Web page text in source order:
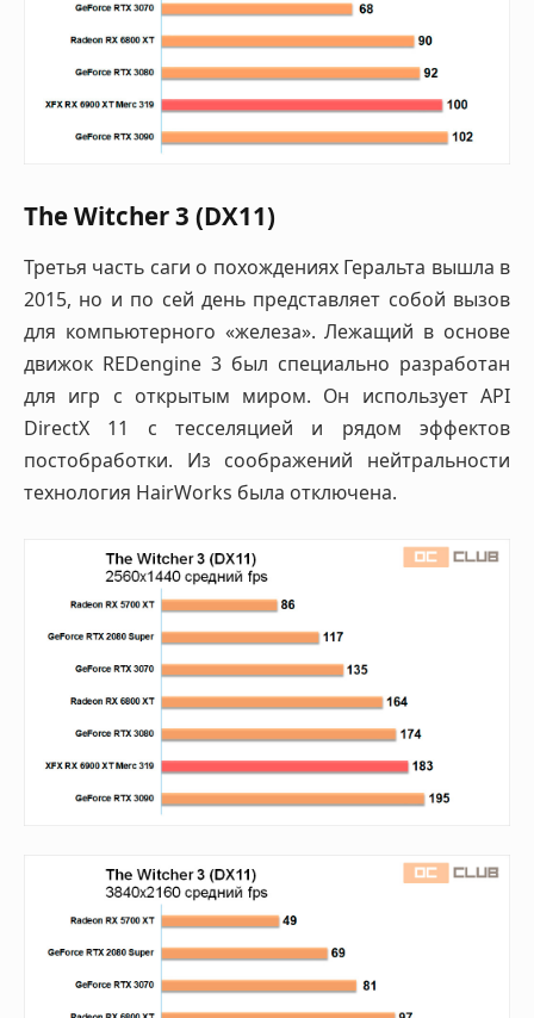
The Witcher 3 (DX11)
Третья часть саги о похождениях Геральта вышла в
2015, но и по сей день представляет собой вызов
для компьютерного «железа». Лежащий в основе
движок REDengine 3 был специально разработан
для игр с открытым миром. Он использует API
DirectX 11 с тесселяцией и рядом эффектов
постобработки. Из соображений нейтральности
технология HairWorks была отключена.